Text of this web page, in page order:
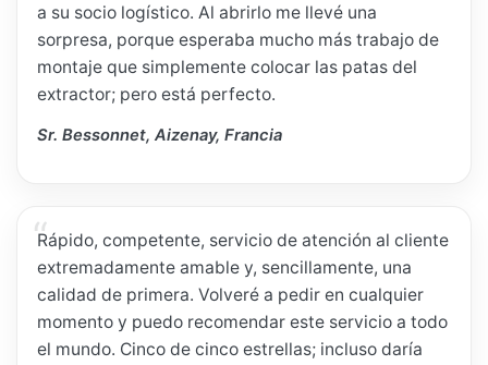
a su socio logístico. Al abrirlo me llevé una
sorpresa, porque esperaba mucho más trabajo de
montaje que simplemente colocar las patas del
extractor; pero está perfecto.
Sr. Bessonnet, Aizenay, Francia
Rápido, competente, servicio de atención al cliente
extremadamente amable y, sencillamente, una
calidad de primera. Volveré a pedir en cualquier
momento y puedo recomendar este servicio a todo
el mundo. Cinco de cinco estrellas; incluso daría